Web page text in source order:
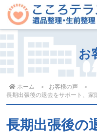
お
ホーム
お客様の声
長期出張後の退去をサポート、家
長期出張後の